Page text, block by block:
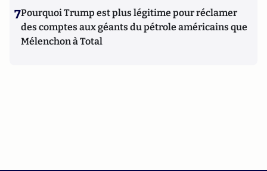
7Pourquoi Trump est plus légitime pour réclamer
des comptes aux géants du pétrole américains que
Mélenchon à Total